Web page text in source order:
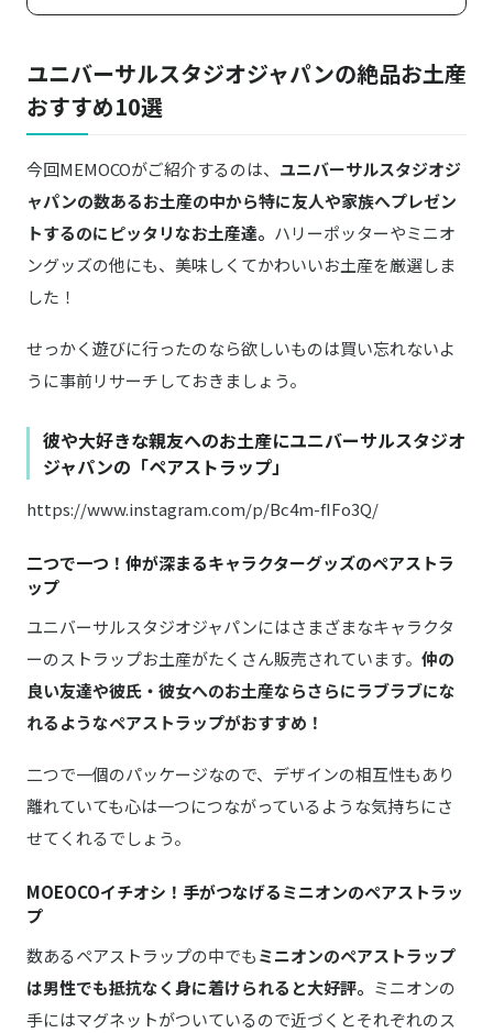
ユニバーサルスタジオジャパンの絶品お土産
おすすめ10選
今回MEMOCOがご紹介するのは、 ユニバーサルスタジオジ
ャパンの数あるお土産の中から特に友人や家族へプレゼン
トするのにピッタリなお土産達。 ハリーポッターやミニオ
ングッズの他にも、美味しくてかわいいお土産を厳選しま
した！
せっかく遊びに行ったのなら欲しいものは買い忘れないよ
うに事前リサーチしておきましょう。
彼や大好きな親友へのお土産にユニバーサルスタジオ
ジャパンの「ペアストラップ」
https://www.instagram.com/p/Bc4m-fIFo3Q/
二つで一つ！仲が深まるキャラクターグッズのペアストラ
ップ
ユニバーサルスタジオジャパンにはさまざまなキャラクタ
ーのストラップお土産がたくさん販売されています。 仲の
良い友達や彼氏・彼女へのお土産ならさらにラブラブにな
れるようなペアストラップがおすすめ！
二つで一個のパッケージなので、デザインの相互性もあり
離れていても心は一つにつながっているような気持ちにさ
せてくれるでしょう。
MOEOCOイチオシ！手がつなげるミニオンのペアストラッ
プ
数あるペアストラップの中でもミニオンのペアストラップ
は男性でも抵抗なく身に着けられると大好評。 ミニオンの
手にはマグネットがついているので近づくとそれぞれのス